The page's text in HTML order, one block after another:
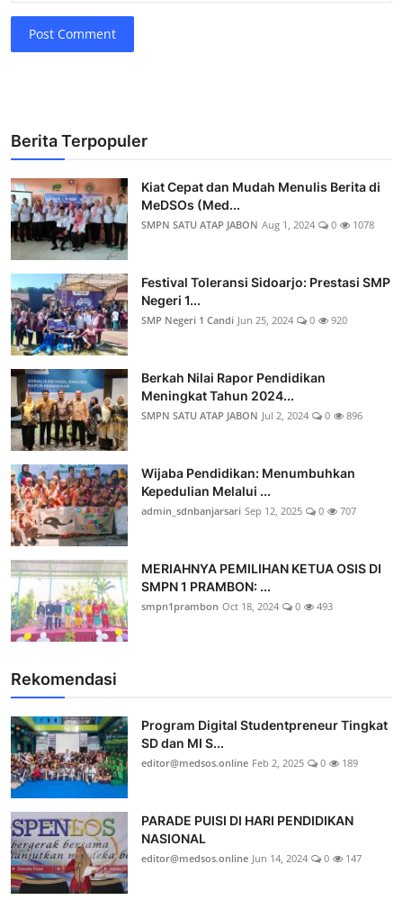
Post Comment
Berita Terpopuler
Kiat Cepat dan Mudah Menulis Berita di
MeDSOs (Med...
SMPN SATU ATAP JABON Aug 1, 2024 0 1078
Festival Toleransi Sidoarjo: Prestasi SMP
Negeri 1...
SMP Negeri 1 Candi Jun 25, 2024 0 920
Berkah Nilai Rapor Pendidikan
Meningkat Tahun 2024...
SMPN SATU ATAP JABON Jul 2, 2024 0 896
Wijaba Pendidikan: Menumbuhkan
Kepedulian Melalui ...
admin_sdnbanjarsari Sep 12, 2025 0 707
MERIAHNYA PEMILIHAN KETUA OSIS DI
SMPN 1 PRAMBON: ...
smpn1prambon Oct 18, 2024 0 493
Rekomendasi
Program Digital Studentpreneur Tingkat
SD dan MI S...
editor@medsos.online Feb 2, 2025 0 189
PARADE PUISI DI HARI PENDIDIKAN
NASIONAL
editor@medsos.online Jun 14, 2024 0 147